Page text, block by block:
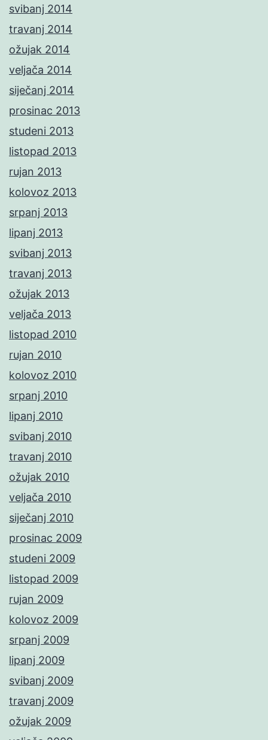
svibanj 2014
travanj 2014
ožujak 2014
veljača 2014
siječanj 2014
prosinac 2013
studeni 2013
listopad 2013
rujan 2013
kolovoz 2013
srpanj 2013
lipanj 2013
svibanj 2013
travanj 2013
ožujak 2013
veljača 2013
listopad 2010
rujan 2010
kolovoz 2010
srpanj 2010
lipanj 2010
svibanj 2010
travanj 2010
ožujak 2010
veljača 2010
siječanj 2010
prosinac 2009
studeni 2009
listopad 2009
rujan 2009
kolovoz 2009
srpanj 2009
lipanj 2009
svibanj 2009
travanj 2009
ožujak 2009